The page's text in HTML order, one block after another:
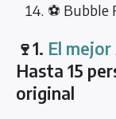
⚽ Bubble
🍷1. El
Hasta 15
original